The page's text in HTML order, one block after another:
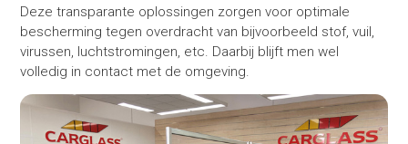
Deze transparante oplossingen zorgen voor optimale
bescherming tegen overdracht van bijvoorbeeld stof, vuil,
virussen, luchtstromingen, etc. Daarbij blijft men wel
volledig in contact met de omgeving.